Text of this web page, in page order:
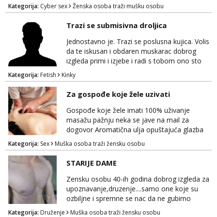
+385998702942
Kategorija: Cyber sex Ženska osoba traži mušku osobu
Trazi se submisivna droljica
Jednostavno je. Trazi se poslusna kujica. Volis
da te iskusan i obdaren muskarac dobrog
izgleda primi i izjebe i radi s tobom ono sto
on zeli raditi. Cura si van okvira,kinky i
poslusna. Idealno 25 godina max okvirno 40.
Nikakve umisljene femy ko fol ljepotice me ne
interesiraju. Stop pederima i slicnima. Stop
bonovima i slicne gluposti. Javi se sa slikom i
ukratko o sebi na: naal_naal@yaho...
Kategorija: Fetish Kinky
Za gospođe koje žele uzivati
Gospođe koje žele imati 100% uživanje
masažu pažnju neka se jave na mail za
dogovor Aromatična ulja opuštajuća glazba
Budi moja Kraljica i ispuni si želje za dobro
opuštanje Vaš prostor
Kategorija: Sex Muška osoba traži žensku osobu
STARIJE DAME
Zensku osobu 40-ih godina dobrog izgleda za
upoznavanje,druzenje....samo one koje su
ozbiljne i spremne se nac da ne gubimo
vrijeme!
Kategorija: Druženje Muška osoba traži žensku osobu